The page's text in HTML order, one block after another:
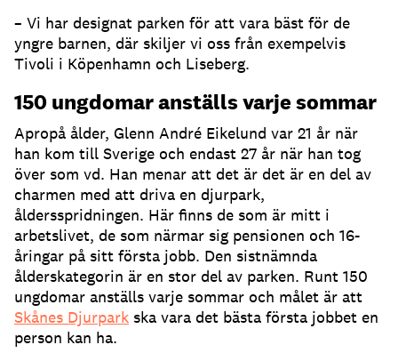
– Vi har designat parken för att vara bäst för de
yngre barnen, där skiljer vi oss från exempelvis
Tivoli i Köpenhamn och Liseberg.
150 ungdomar anställs varje sommar
Apropå ålder, Glenn André Eikelund var 21 år när
han kom till Sverige och endast 27 år när han tog
över som vd. Han menar att det är det är en del av
charmen med att driva en djurpark,
åldersspridningen. Här finns de som är mitt i
arbetslivet, de som närmar sig pensionen och 16-
åringar på sitt första jobb. Den sistnämnda
ålderskategorin är en stor del av parken. Runt 150
ungdomar anställs varje sommar och målet är att
Skånes Djurpark ska vara det bästa första jobbet en
person kan ha.